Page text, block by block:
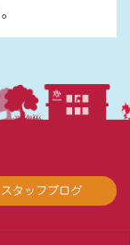
スタッフブログ